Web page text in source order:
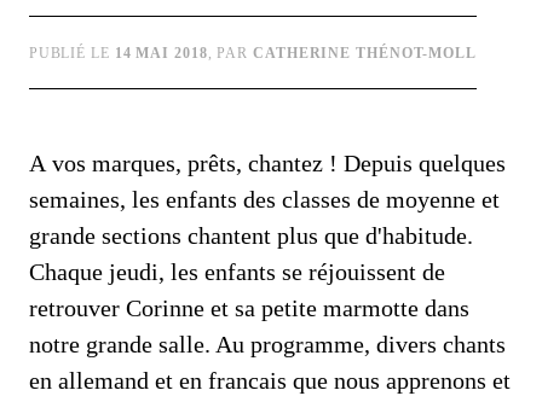
PUBLIÉ LE 14 MAI 2018 , PARCATHERINE THÉNOT-MOLL
A vos marques, prêts, chantez ! Depuis quelques
semaines, les enfants des classes de moyenne et
grande sections chantent plus que d'habitude.
Chaque jeudi, les enfants se réjouissent de
retrouver Corinne et sa petite marmotte dans
notre grande salle. Au programme, divers chants
en allemand et en francais que nous apprenons et